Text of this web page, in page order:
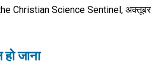
Christian Science Sentinel, अक्तूबर
जाना